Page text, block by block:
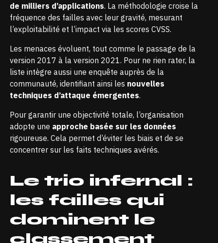
de milliers d’applications. La méthodologie croise la
fréquence des failles avec leur gravité, mesurant
l’exploitabilité et l’impact via les scores CVSS.
Les menaces évoluent, tout comme le passage de la
version 2017 à la version 2021. Pour ne rien rater, la
liste intègre aussi une enquête auprès de la
communauté, identifiant ainsi les nouvelles
techniques d’attaque émergentes.
Pour garantir une objectivité totale, l’organisation
adopte une approche basée sur les données
rigoureuse. Cela permet d’éviter les biais et de se
concentrer sur les faits techniques avérés.
Le trio infernal :
les failles qui
dominent le
classement